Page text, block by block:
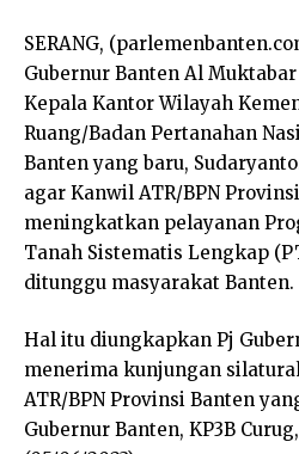
SERANG,
Gubernur Banten Al
Kepala Kantor Wilayah
Ruang/Badan Pertanahan
Banten yang baru,
agar Kanwil ATR/BPN
meningkatkan pelayanan
Tanah Sistematis Lengkap
ditunggu masyarakat Banten.
Hal itu diungkapkan Pj
menerima kunjungan
ATR/BPN Provinsi Banten
Gubernur Banten, KP3B